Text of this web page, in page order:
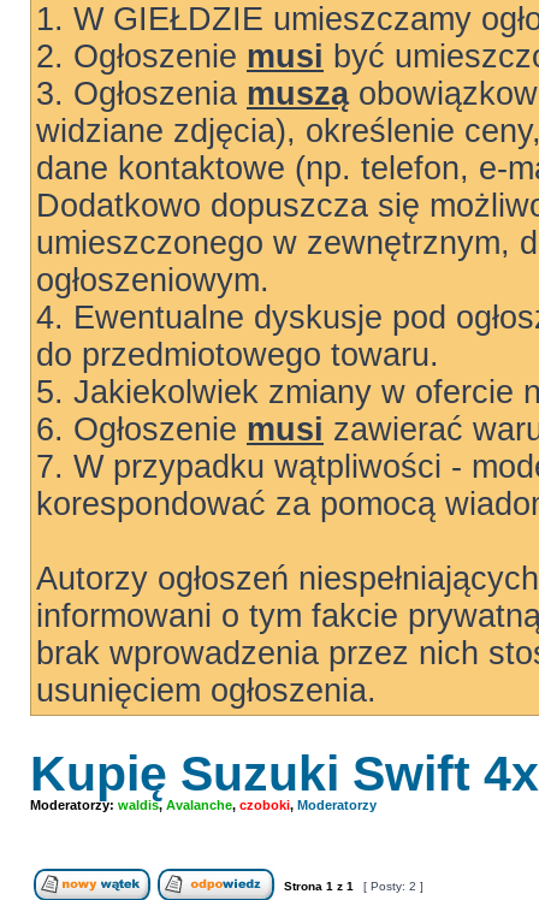
1. W GIEŁDZIE umieszczamy
2. Ogłoszenie musi być
3. Ogłoszenia muszą
widziane zdjęcia), określenie
dane kontaktowe (np. telefon, e-
Dodatkowo dopuszcza się
umieszczonego w zewnętrznym,
ogłoszeniowym.
4. Ewentualne dyskusje pod
do przedmiotowego towaru.
5. Jakiekolwiek zmiany w ofercie
6. Ogłoszenie musi zawierać
7. W przypadku wątpliwości -
korespondować za pomocą
Autorzy ogłoszeń
informowani o tym fakcie
brak wprowadzenia przez nich
usunięciem ogłoszenia.
Kupię Suzuki Swift
Moderatorzy: waldis, Avalanche, czoboki, Moderatorzy
Strona 1 z 1 [ Posty: 2 ]